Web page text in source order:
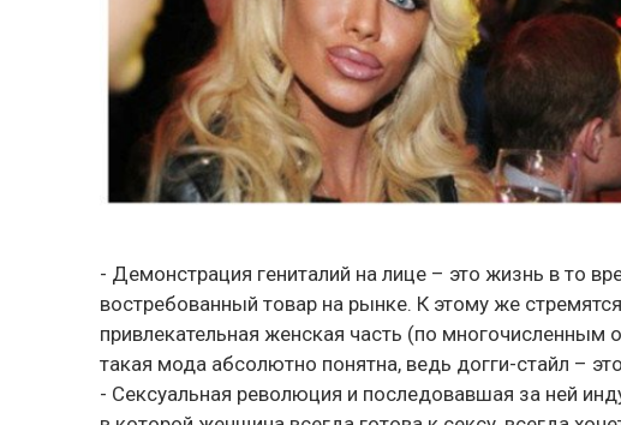
- Демонстрация гениталий на лице – это жизнь в то
востребованный товар на рынке. К этому же
привлекательная женская часть (по
такая мода абсолютно понятна, ведь догги-стайл –
- Сексуальная революция и последовавшая за ней